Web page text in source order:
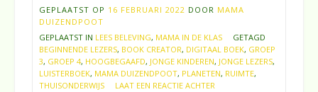
GEPLAATST OP 16 FEBRUARI 2022 DOOR MAMA
DUIZENDPOOT
GEPLAATST IN LEES BELEVING, MAMA IN DE KLAS
GETAGD
BEGINNENDE LEZERS, BOOK CREATOR, DIGITAAL BOEK, GROEP
3, GROEP 4, HOOGBEGAAFD, JONGE KINDEREN, JONGE LEZERS,
LUISTERBOEK, MAMA DUIZENDPOOT, PLANETEN, RUIMTE,
THUISONDERWIJS
LAAT EEN REACTIE ACHTER